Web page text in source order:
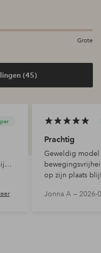
Grote
(45)
Prachtig
Geweldig model
op zijn plaats
string te krijgen,
Jonna A — 2026-